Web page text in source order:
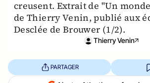
creusent. Extrait de "Un
de Thierry Venin, publié aux
Desclée de Brouwer (1/2).
Thierry Venin
PARTAGER